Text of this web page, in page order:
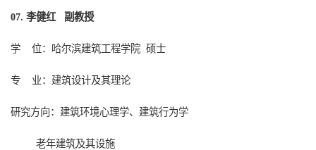
07. 李健红 副教授
学 位：哈尔滨建筑工程学院 硕士
专 业：建筑设计及其理论
研究方向：建筑环境心理学、建筑行为学
老年建筑及其设施